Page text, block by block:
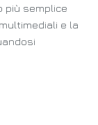
più semplice
e la